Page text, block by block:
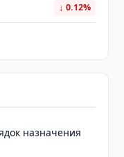
↓ 0.12%
назначения